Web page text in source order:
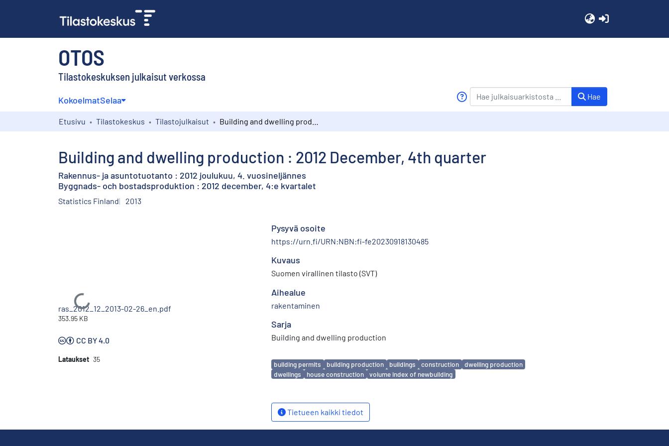
OTOS
Tilastokeskuksen julkaisut verkossa
KokoelmatSelaa Hae
Etusivu Tilastokeskus Tilastojulkaisut
Building and dwelling production : 2012 December, 4th quarter
Rakennus- ja asuntotuotanto : 2012 joulukuu, 4. vuosineljännes
Byggnads- och bostadsproduktion : 2012 december, 4:e kvartalet
Statistics Finland 2013
Ladataan...
ras_2012_12_2013-02-26_en.pdf
353.95 KB
CC BY 4.0
Lataukset 35
Pysyvä osoite
https://urn.fi/URN:NBN:fi-fe20230918130485
Kuvaus
Suomen virallinen tilasto (SVT)
Aihealue
rakentaminen
Sarja
Building and dwelling production
Avainsanat
building permits building production buildings construction
dwelling production
dwellings
house construction volume index of newbuilding
Tietueen kaikki tiedot